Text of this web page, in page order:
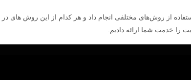
از روش‌های مختلفی انجام داد و هر کدام از این روش های در
خدمت شما ارائه دادیم.